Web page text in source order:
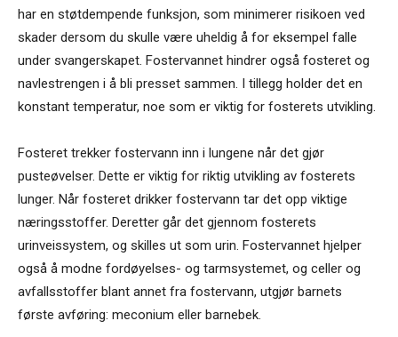
har en støtdempende funksjon, som minimerer risikoen ved
skader dersom du skulle være uheldig å for eksempel falle
under svangerskapet. Fostervannet hindrer også fosteret og
navlestrengen i å bli presset sammen. I tillegg holder det en
konstant temperatur, noe som er viktig for fosterets utvikling.
Fosteret trekker fostervann inn i lungene når det gjør
pusteøvelser. Dette er viktig for riktig utvikling av fosterets
lunger. Når fosteret drikker fostervann tar det opp viktige
næringsstoffer. Deretter går det gjennom fosterets
urinveissystem, og skilles ut som urin. Fostervannet hjelper
også å modne fordøyelses- og tarmsystemet, og celler og
avfallsstoffer blant annet fra fostervann, utgjør barnets
første avføring: meconium eller barnebek.